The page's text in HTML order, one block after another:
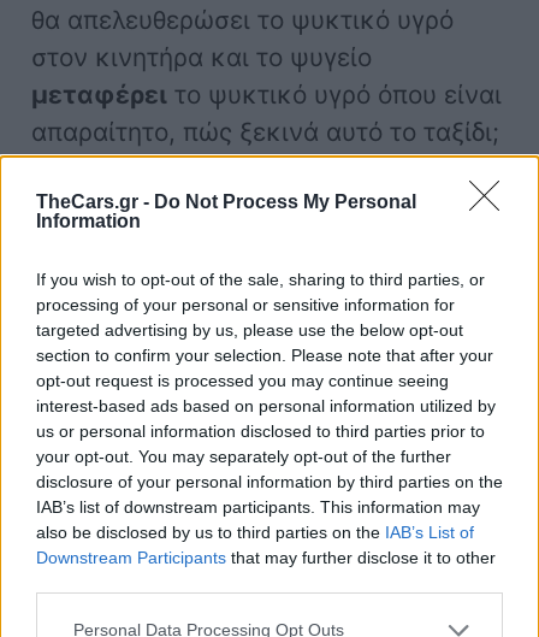
TheCars.gr - Do Not Process My Personal
Information
If you wish to opt-out of the sale, sharing to third parties, or
processing of your personal or sensitive information for
targeted advertising by us, please use the below opt-out
section to confirm your selection. Please note that after your
opt-out request is processed you may continue seeing
interest-based ads based on personal information utilized by
us or personal information disclosed to third parties prior to
your opt-out. You may separately opt-out of the further
disclosure of your personal information by third parties on the
IAB’s list of downstream participants. This information may
also be disclosed by us to third parties on the IAB’s List of
Downstream Participants that may further disclose it to other
Personal Data Processing Opt Outs
θα απελευθερώσει το ψυκτικό υγρό
στον κινητήρα και το ψυγείο
μεταφέρει το ψυκτικό υγρό όπου είναι
απαραίτητο, πώς ξεκινά αυτό το ταξίδι;
Η διαδικασία ξεκινάει από τηναντλία
ψυκτικό υγρόθα βγει σωστάαπό το
ψυγείο, προκειμένου να μεταφερθεί
στα κατάλληλα μέρη του κινητήρα.